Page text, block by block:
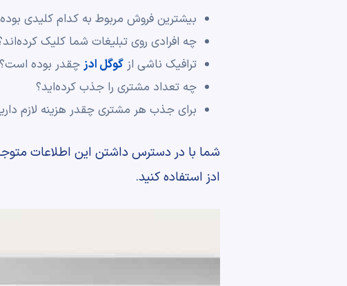
بیشترین فروش مربوط به کدام کلیدی
چه افرادی روی تبلیغات شما کلیک
ترافیک ناشی از گوگل ادز چقدر بوده است؟
چه تعداد مشتری را جذب کرده‌اید؟
برای جذب هر مشتری چقدر هزینه لازم
شما با در دسترس داشتن این اطلاعات
ادز استفاده کنید.